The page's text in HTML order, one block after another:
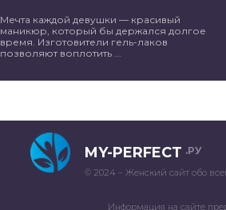
Мечта каждой девушки — красивый
маникюр, который бы держался долгое
время. Изготовители гель-лаков
позволяют воплотить ...
MY-PERFECT .РУ
© 2024 – Женский сайт обо
Информация на сайте